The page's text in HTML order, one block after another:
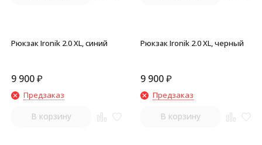
Рюкзак Ironik 2.0 XL, синий
9 900₽
Предзаказ
В корзину
Рюкзак Ironik 2.0 XL, черный
9 900₽
Предзаказ
В корзину